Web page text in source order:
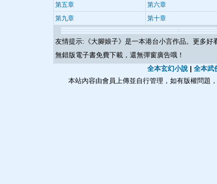
第五章
第六章
第九章
第十章
友情提示:《大腳娘子》是一本港台小言作品。更多好
無錯版電子書免費下載，還無彈窗廣告哦！
全本玄幻小說 | 全本武
本站內容由會員上傳並自行管理，如有版權問題